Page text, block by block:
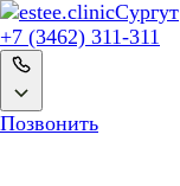
Сургут
+7 (3462) 311-311
Позвонить